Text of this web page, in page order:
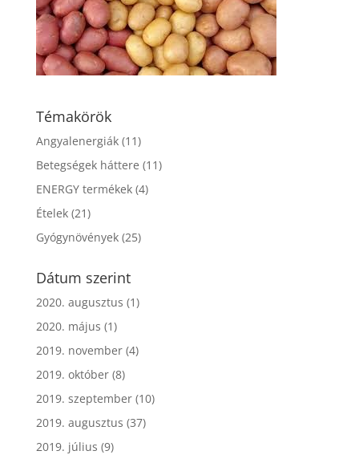
Témakörök
Angyalenergiák(11)
Betegségek háttere (11)
ENERGY termékek(4)
Ételek(21)
Gyógynövények(25)
Dátum szerint
2020. augusztus (1)
2020. május (1)
2019. november(4)
2019. október(8)
2019. szeptember(10)
2019. augusztus (37)
2019. július (9)